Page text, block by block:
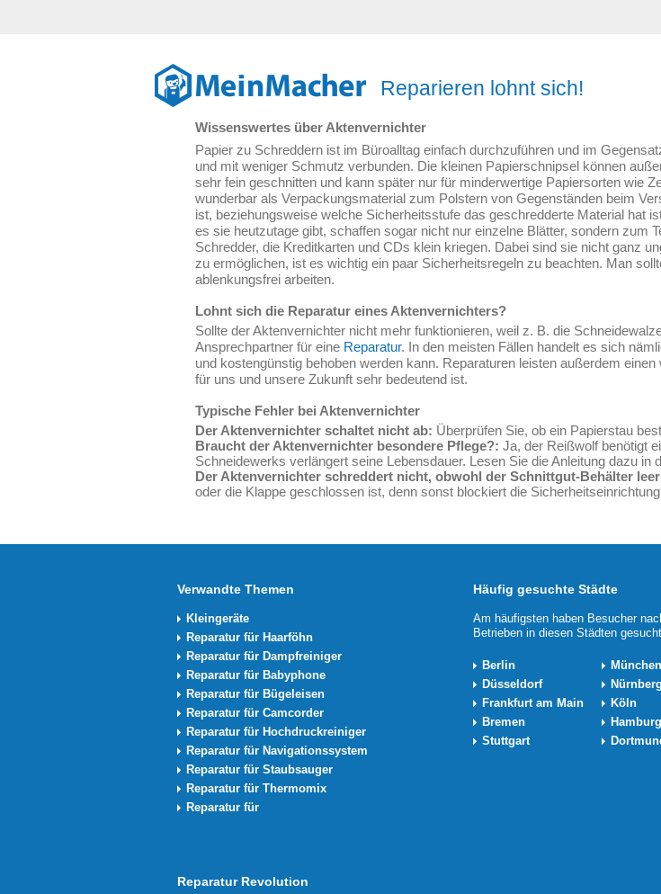
Reparieren lohnt sich!
Wissenswertes über Aktenvernichter
Papier zu Schreddern ist im Büroalltag einfach durchzuführen und im
und mit weniger Schmutz verbunden. Die kleinen Papierschnipsel können
sehr fein geschnitten und kann später nur für minderwertige Papiersorten wie
wunderbar als Verpackungsmaterial zum Polstern von Gegenständen beim
ist, beziehungsweise welche Sicherheitsstufe das geschredderte Material hat
es sie heutzutage gibt, schaffen sogar nicht nur einzelne Blätter, sondern zum
Schredder, die Kreditkarten und CDs klein kriegen. Dabei sind sie nicht ganz
zu ermöglichen, ist es wichtig ein paar Sicherheitsregeln zu beachten. Man
ablenkungsfrei arbeiten.
Lohnt sich die Reparatur eines Aktenvernichters?
Sollte der Aktenvernichter nicht mehr funktionieren, weil z. B. die
Ansprechpartner für eine Reparatur. In den meisten Fällen handelt es sich
und kostengünstig behoben werden kann. Reparaturen leisten außerdem
für uns und unsere Zukunft sehr bedeutend ist.
Typische Fehler bei Aktenvernichter
Der Aktenvernichter schaltet nicht ab: Überprüfen Sie, ob ein Papierstau
Braucht der Aktenvernichter besondere Pflege?: Ja, der Reißwolf benötigt
Schneidewerks verlängert seine Lebensdauer. Lesen Sie die Anleitung dazu in
Der Aktenvernichter schreddert nicht, obwohl der Schnittgut-Behälter
oder die Klappe geschlossen ist, denn sonst blockiert die
Verwandte Themen
Kleingeräte
Reparatur für Haarföhn
Reparatur für Dampfreiniger
Reparatur für Babyphone
Reparatur für Bügeleisen
Reparatur für Camcorder
Reparatur für Hochdruckreiniger
Reparatur für Navigationssystem
Reparatur für Staubsauger
Reparatur für Thermomix
Reparatur für
Häufig gesuchte Städte
Am häufigsten haben Besucher
Betrieben in diesen Städten
Berlin
München
Düsseldorf
Nürnberg
Frankfurt am Main
Köln
Bremen
Hamburg
Stuttgart
Reparatur Revolution